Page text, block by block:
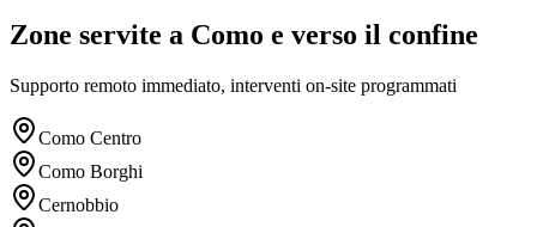
Zone servite a Como e verso il confine
Supporto remoto immediato, interventi on-site programmati
Como Centro
Como Borghi
Cernobbio